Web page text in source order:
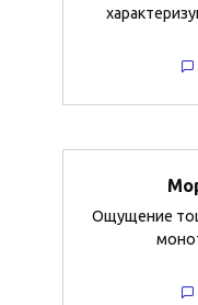
Ощущение